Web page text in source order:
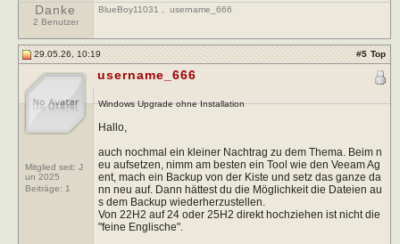
Danke
2 Benutzer
BlueBoy11031 username_666
29.05.26, 10:19 #5 Top
Mitglied seit: J
un 2025
Beiträge: 1
username_666
Windows Upgrade ohne Installation
Hallo,
auch nochmal ein kleiner Nachtrag zu dem Thema. Beim n
eu aufsetzen, nimm am besten ein Tool wie den Veeam Ag
ent, mach ein Backup von der Kiste und setz das ganze da
nn neu auf. Dann hättest du die Möglichkeit die Dateien au
s dem Backup wiederherzustellen.
Von 22H2 auf 24 oder 25H2 direkt hochziehen ist nicht die
"feine Englische".